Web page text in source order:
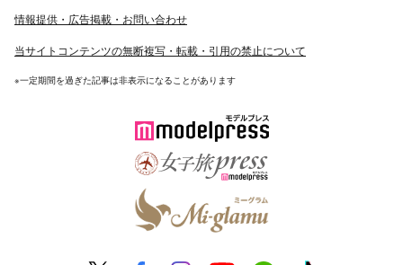
情報提供・広告掲載・お問い合わせ
当サイトコンテンツの無断複写・転載・引用の禁止について
※一定期間を過ぎた記事は非表示になることがあります